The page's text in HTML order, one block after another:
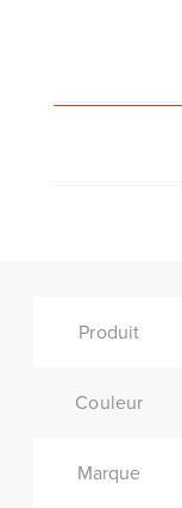
Produit
Couleur
Marque